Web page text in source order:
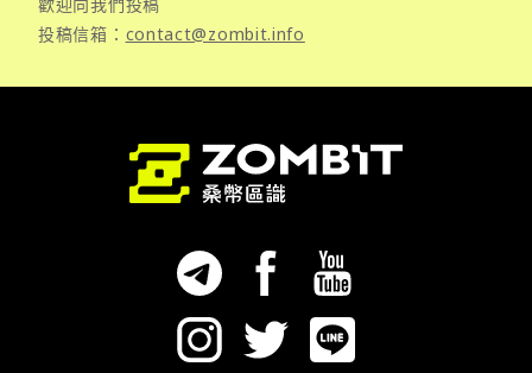
投稿信箱： contact@zombit.info